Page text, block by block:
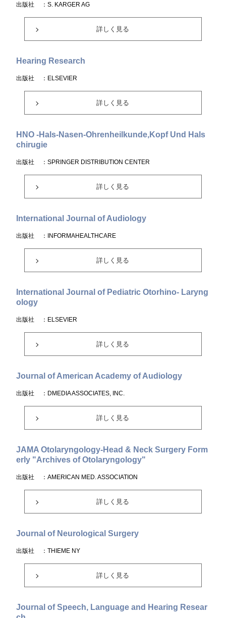
出版社 ：S. KARGER AG
詳しく見る
Hearing Research
出版社 ：ELSEVIER
詳しく見る
HNO -Hals-Nasen-Ohrenheilkunde,Kopf Und Hals
chirugie
出版社 ：SPRINGER DISTRIBUTION CENTER
詳しく見る
International Journal of Audiology
出版社 ：INFORMAHEALTHCARE
詳しく見る
International Journal of Pediatric Otorhino- Laryng
ology
出版社 ：ELSEVIER
詳しく見る
Journal of American Academy of Audiology
出版社 ：DMEDIA ASSOCIATES, INC.
詳しく見る
JAMA Otolaryngology-Head & Neck Surgery Form
erly "Archives of Otolaryngology"
出版社 ：AMERICAN MED. ASSOCIATION
詳しく見る
Journal of Neurological Surgery
出版社 ：THIEME NY
詳しく見る
Journal of Speech, Language and Hearing Resear